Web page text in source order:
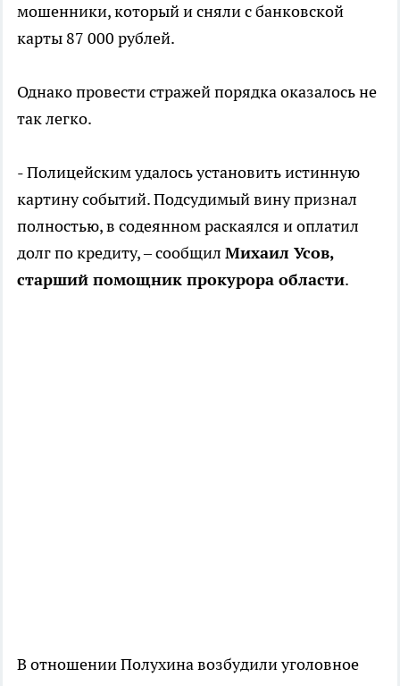
мошенники, который и сняли с банковской
карты 87 000 рублей.
Однако провести стражей порядка оказалось не
так легко.
- Полицейским удалось установить истинную
картину событий. Подсудимый вину признал
полностью, в содеянном раскаялся и оплатил
долг по кредиту, – сообщил Михаил Усов,
старший помощник прокурора области.
В отношении Полухина возбудили уголовное